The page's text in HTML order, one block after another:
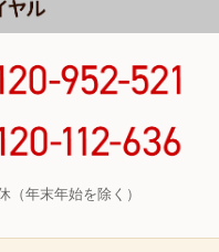
（年末年始を除く）